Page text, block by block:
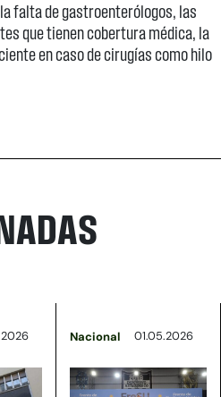
falta de gastroenterólogos, las
que tienen cobertura médica, la
en caso de cirugías como hilo
Nacional 01.05.2026